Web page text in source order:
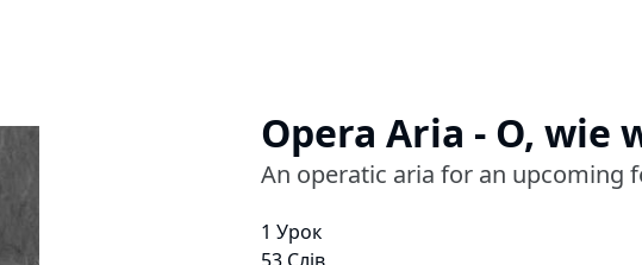
Opera Aria - O,
An operatic aria for an upcoming
1 Урок